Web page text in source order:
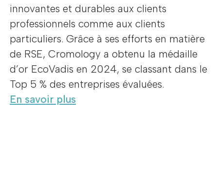
innovantes et durables aux clients
professionnels comme aux clients
particuliers. Grâce à ses efforts en matière
de RSE, Cromology a obtenu la médaille
d’or EcoVadis en 2024, se classant dans le
Top 5 % des entreprises évaluées.
En savoir plus